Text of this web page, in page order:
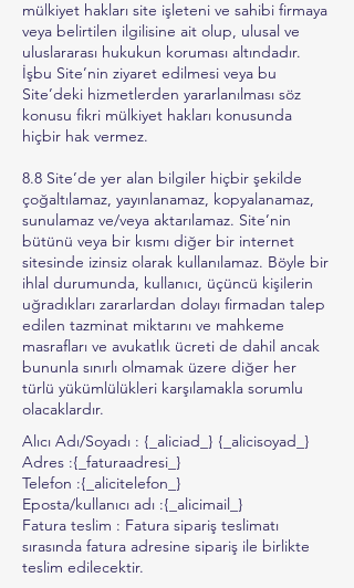
mülkiyet hakları site işleteni ve sahibi firmaya
veya belirtilen ilgilisine ait olup, ulusal ve
uluslararası hukukun koruması altındadır.
İşbu Site’nin ziyaret edilmesi veya bu
Site’deki hizmetlerden yararlanılması söz
konusu fikri mülkiyet hakları konusunda
hiçbir hak vermez.
8.8 Site’de yer alan bilgiler hiçbir şekilde
çoğaltılamaz, yayınlanamaz, kopyalanamaz,
sunulamaz ve/veya aktarılamaz. Site’nin
bütünü veya bir kısmı diğer bir internet
sitesinde izinsiz olarak kullanılamaz. Böyle bir
ihlal durumunda, kullanıcı, üçüncü kişilerin
uğradıkları zararlardan dolayı firmadan talep
edilen tazminat miktarını ve mahkeme
masrafları ve avukatlık ücreti de dahil ancak
bununla sınırlı olmamak üzere diğer her
türlü yükümlülükleri karşılamakla sorumlu
olacaklardır.
Alıcı Adı/Soyadı : {_aliciad_} {_alicisoyad_}
Adres :{_faturaadresi_}
Telefon :{_alicitelefon_}
Eposta/kullanıcı adı :{_alicimail_}
Fatura teslim : Fatura sipariş teslimatı
sırasında fatura adresine sipariş ile birlikte
teslim edilecektir.